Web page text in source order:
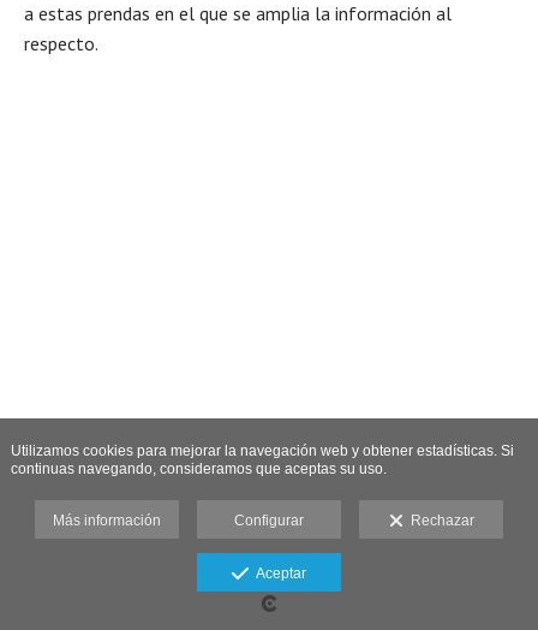
a estas prendas en el que se amplia la información al
respecto.
Utilizamos cookies para mejorar la navegación web y obtener estadísticas. Si
continuas navegando, consideramos que aceptas su uso.
Más información Configurar Rechazar
Aceptar